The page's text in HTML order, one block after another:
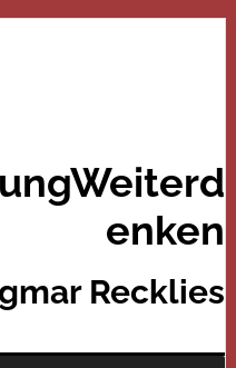
enken
Recklies